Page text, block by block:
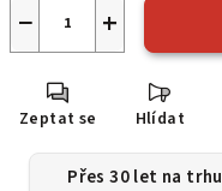
+
−
Zeptat se Hlídat
Přes 30 let na trhu